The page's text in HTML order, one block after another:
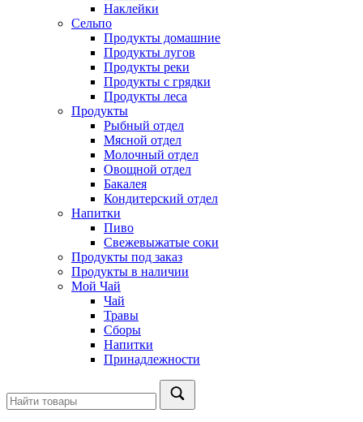
Наклейки
Сельпо
Продукты домашние
Продукты лугов
Продукты реки
Продукты с грядки
Продукты леса
Продукты
Рыбный отдел
Мясной отдел
Молочный отдел
Овощной отдел
Бакалея
Кондитерский отдел
Напитки
Пиво
Cвежевыжатые соки
Продукты под заказ
Продукты в наличии
Мой Чай
Чай
Травы
Сборы
Напитки
Принадлежности